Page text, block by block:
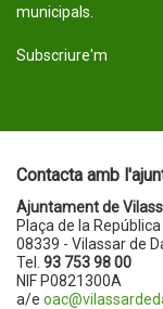
municipals.
Subscriure'm
Contacta amb
Ajuntament de
Plaça de la
08339 - Vilassar de
Tel. 93 753 98 00
NIF P0821300A
a/e